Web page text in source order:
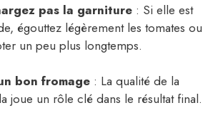
pas la garniture : Si elle est
égouttez légèrement les tomates ou
un peu plus longtemps.
bon fromage : La qualité de la
joue un rôle clé dans le résultat final.